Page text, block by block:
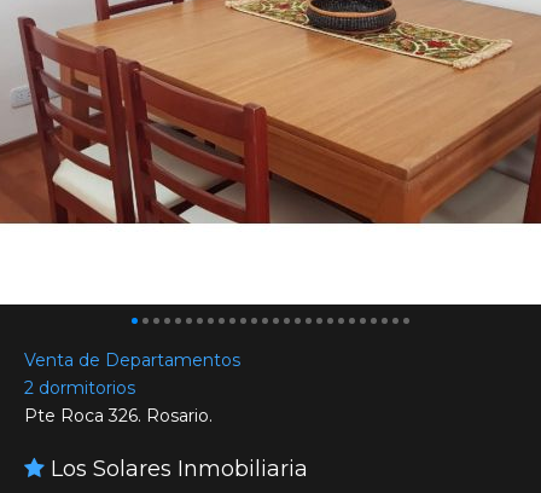
Venta de Departamentos
2 dormitorios
Pte Roca 326. Rosario.
Los Solares Inmobiliaria